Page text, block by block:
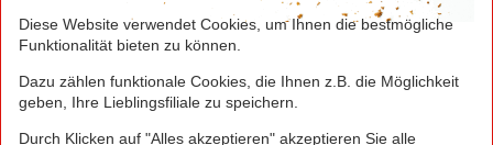
Organisation
International
Logistik
Filialnetz
Expansion